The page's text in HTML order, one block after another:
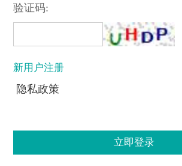
验证码:
新用户注册
隐私政策
立即登录